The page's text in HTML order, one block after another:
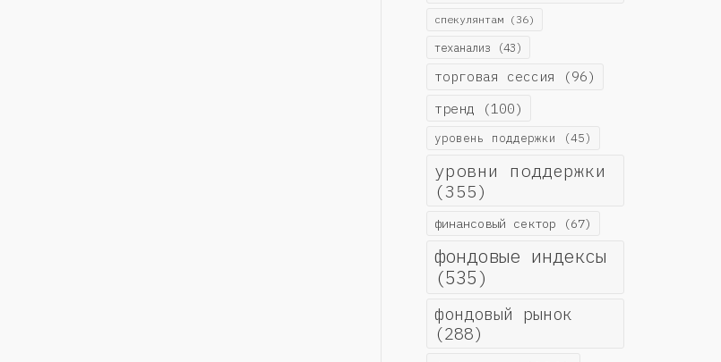
спекулянтам(36)
теханализ (43)
торговая сессия (96)
тренд (100)
уровень поддержки (45)
уровни поддержки
(355)
финансовый сектор (67)
фондовые индексы
(535)
фондовый рынок
(288)